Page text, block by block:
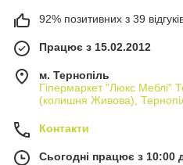
92% позитивних з 39
Працює з 15.02.2012
м. Тернопіль
Гіпермаркет "Люкс Меблі"
(колишня Живова),
Контакти
Сьогодні працює з 10:00